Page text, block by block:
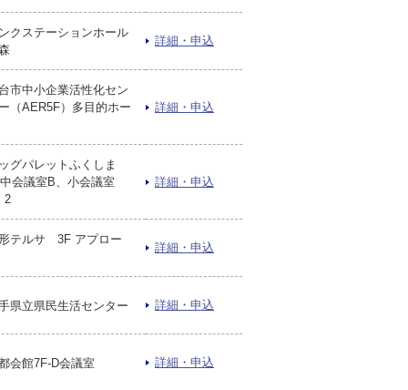
クステーションホール
詳細・申込
市中小企業活性化セン
（AER5F）多目的ホー
詳細・申込
グパレットふくしま
会議室B、小会議室
2
詳細・申込
テルサ 3F アプロー
詳細・申込
県立県民生活センター 詳細・申込
会館7F-D会議室 詳細・申込